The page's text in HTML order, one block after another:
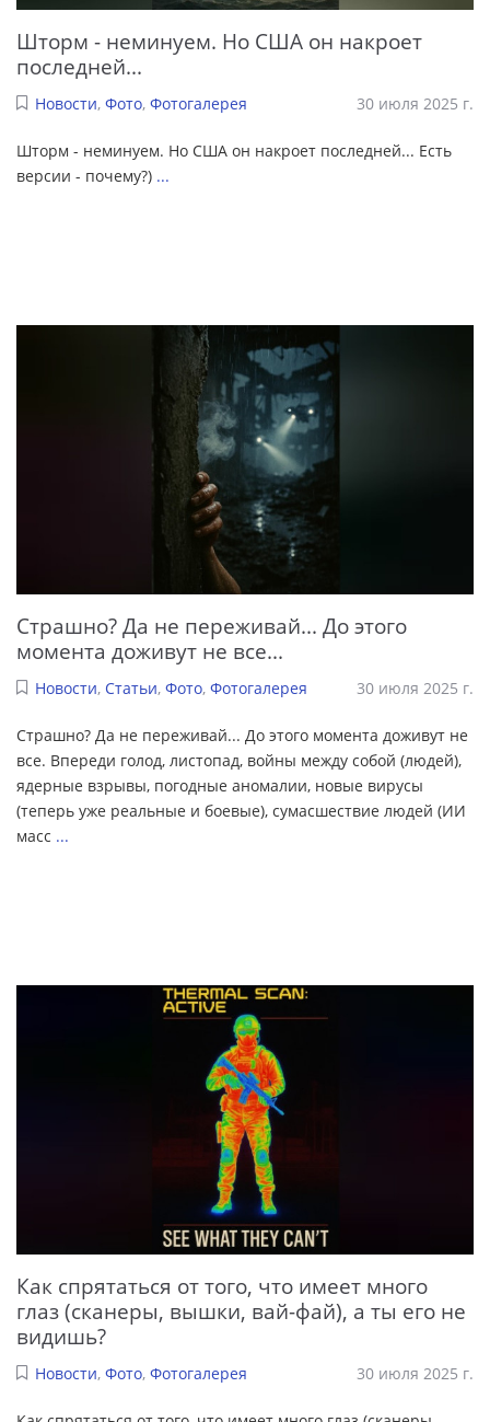
Шторм - неминуем. Но США он накроет
последней...
Новости, Фото, Фотогалерея 30 июля 2025 г.
Шторм - неминуем. Но США он накроет последней... Есть
версии - почему?) ...
Страшно? Да не переживай... До этого
момента доживут не все...
Новости, Статьи, Фото, Фотогалерея 30 июля 2025 г.
Страшно? Да не переживай... До этого момента доживут не
все. Впереди голод, листопад, войны между собой (людей),
ядерные взрывы, погодные аномалии, новые вирусы
(теперь уже реальные и боевые), сумасшествие людей (ИИ
масс ...
Как спрятаться от того, что имеет много
глаз (сканеры, вышки, вай-фай), а ты его не
видишь?
Новости, Фото, Фотогалерея 30 июля 2025 г.